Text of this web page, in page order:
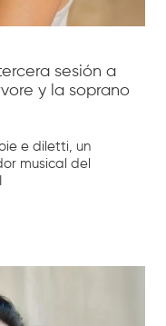
sesión a
y la soprano
e diletti, un
musical del